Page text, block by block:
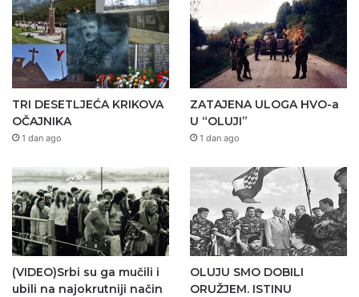
TRI DESETLJEĆA KRIKOVA
OČAJNIKA
1 dan ago
ZATAJENA ULOGA HVO-a
U “OLUJI”
1 dan ago
(VIDEO)Srbi su ga mučili i
ubili na najokrutniji način
OLUJU SMO DOBILI
ORUŽJEM. ISTINU